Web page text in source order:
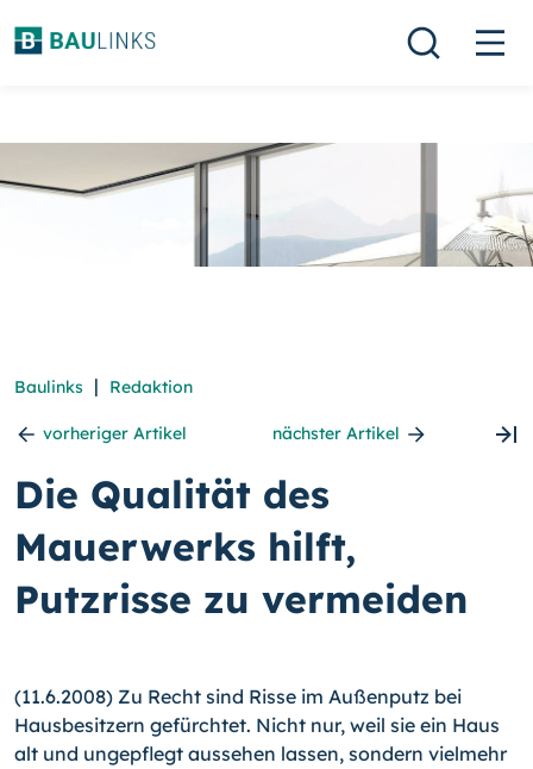
Baulinks | Redaktion
vorheriger Artikel nächster Artikel
Die Qualität des
Mauerwerks hilft,
Putzrisse zu vermeiden
(11.6.2008) Zu Recht sind Risse im Außenputz bei
Hausbesitzern gefürchtet. Nicht nur, weil sie ein Haus
alt und ungepflegt aussehen lassen, sondern vielmehr